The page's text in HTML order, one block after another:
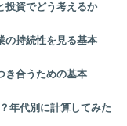
投資でどう考えるか
の持続性を見る基本
き合うための基本
年代別に計算してみた